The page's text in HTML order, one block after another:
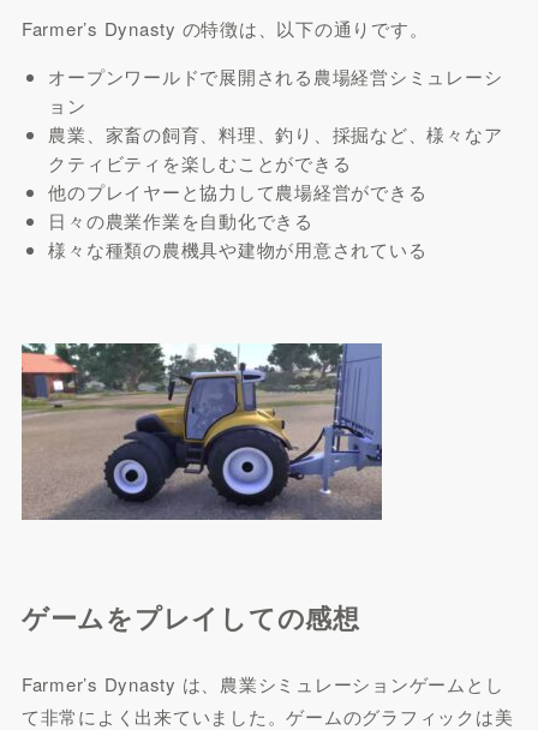
Farmer’s Dynasty の特徴は、以下の通りです。
オープンワールドで展開される農場経営シミュレーシ
ョン
農業、家畜の飼育、料理、釣り、採掘など、様々なア
クティビティを楽しむことができる
他のプレイヤーと協力して農場経営ができる
日々の農業作業を自動化できる
様々な種類の農機具や建物が用意されている
ゲームをプレイしての感想
Farmer’s Dynasty は、農業シミュレーションゲームとし
て非常によく出来ていました。ゲームのグラフィックは美